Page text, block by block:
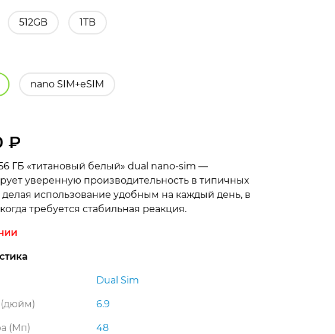
512GB 1TB
nano SIM+eSIM
₽
ГБ «титановый белый» dual nano-sim —
уверенную производительность в типичных
делая использование удобным на каждый день, в
требуется стабильная реакция.
Dual Sim
(дюйм) 6.9
(Мп) 48